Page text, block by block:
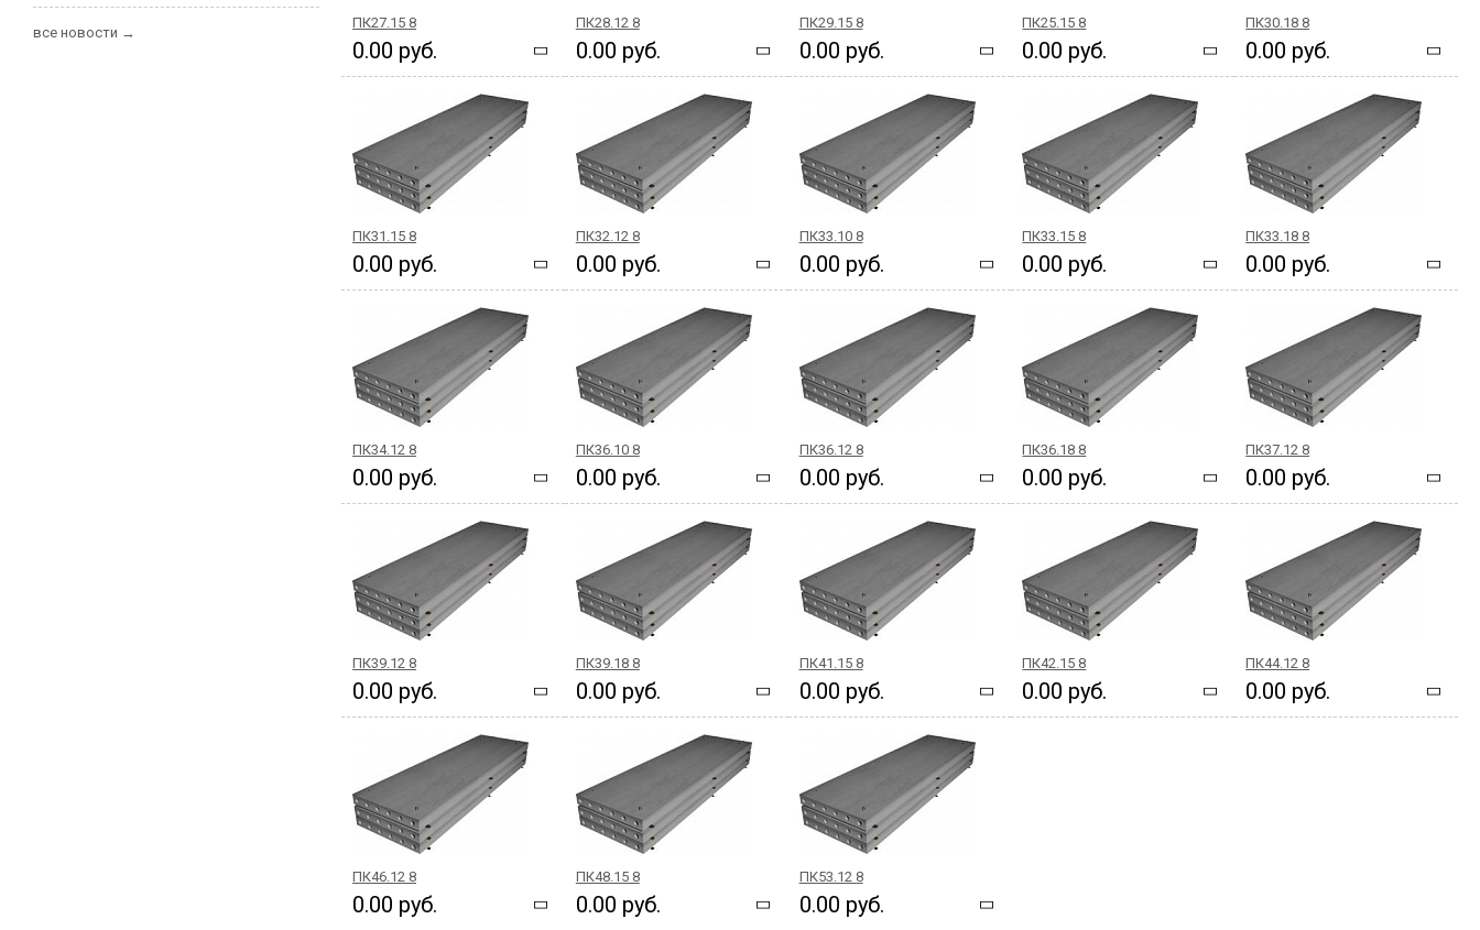
ПК27.15 8
0.00 руб.
ПК28.12 8
0.00 руб.
ПК29.15 8
0.00 руб.
ПК25.15 8
0.00 руб.
ПК30.18 8
0.00 руб.
ПК31.15 8
0.00 руб.
ПК32.12 8
0.00 руб.
ПК33.10 8
0.00 руб.
ПК33.15 8
0.00 руб.
ПК33.18 8
0.00 руб.
ПК34.12 8
0.00 руб.
ПК36.10 8
0.00 руб.
ПК36.12 8
0.00 руб.
ПК36.18 8
0.00 руб.
ПК37.12 8
0.00 руб.
ПК39.12 8
0.00 руб.
ПК39.18 8
0.00 руб.
ПК41.15 8
0.00 руб.
ПК42.15 8
0.00 руб.
ПК44.12 8
0.00 руб.
ПК46.12 8
0.00 руб.
ПК48.15 8
0.00 руб.
ПК53.12 8
0.00 руб.
все новости →